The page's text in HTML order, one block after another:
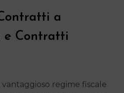
a
e Contratti
regime fiscale